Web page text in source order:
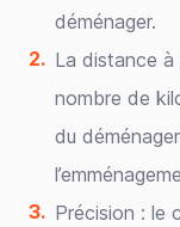
déménager.
La distance à
nombre de
du
Précision : le